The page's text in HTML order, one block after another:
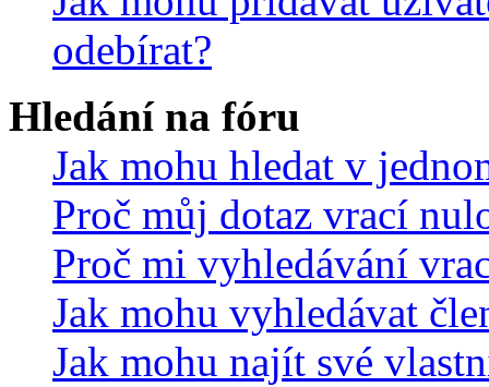
odebírat?
Hledání na fóru
Jak mohu hledat v
Proč můj dotaz vrací
Proč mi vyhledávání
Jak mohu vyhledávat
Jak mohu najít své